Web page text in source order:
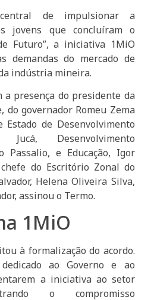
de impulsionar a
jovens que concluíram o
Futuro”, a iniciativa 1MiO
demandas do mercado de
indústria mineira.
a presença do presidente da
do governador Romeu Zema
Estado de Desenvolvimento
Desenvolvimento
Passalio, e Educação, Igor
do Escritório Zonal do
Helena Oliveira Silva,
assinou o Termo.
1MiO
à formalização do acordo.
ao Governo e ao
a iniciativa ao setor
o compromisso